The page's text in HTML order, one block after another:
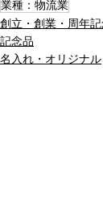
業種：物流業
創立・創業・周年
記念品
名入れ・オリジナル